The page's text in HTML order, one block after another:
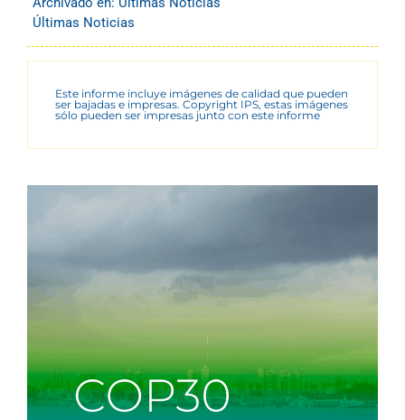
Últimas Noticias
Este informe incluye imágenes de calidad que pueden
ser bajadas e impresas. Copyright IPS, estas imágenes
sólo pueden ser impresas junto con este informe